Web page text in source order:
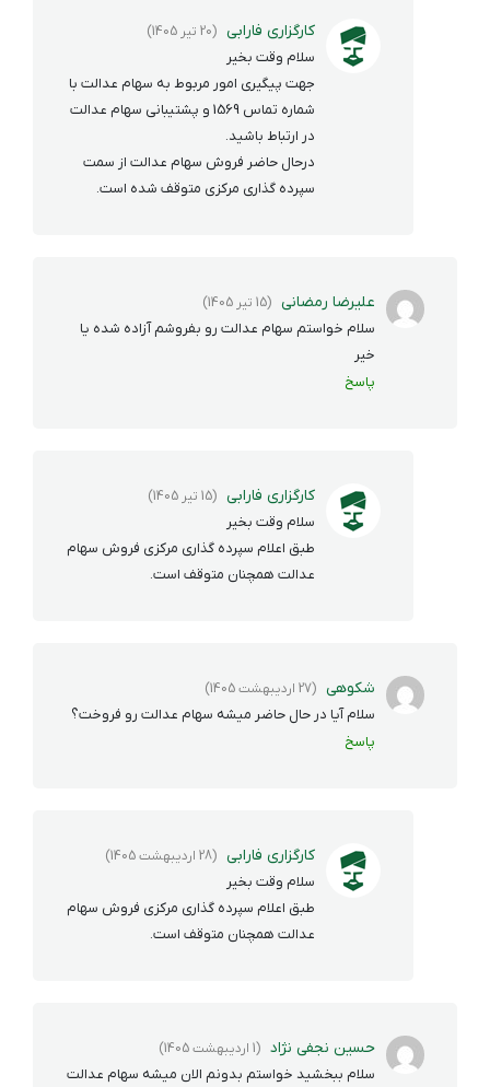
کارگزاری فارابی (20 تیر 1405)
سلام وقت بخیر
جهت پیگیری امور مربوط به سهام عدالت با
شماره تماس 1569 و پشتیبانی سهام عدالت
در ارتباط باشید.
درحال حاضر فروش سهام عدالت از سمت
سپرده گذاری مرکزی متوقف شده است.
علیرضا رمضانی (15 تیر 1405)
سلام خواستم سهام عدالت رو بفروشم آزاده شده یا
خیر
پاسخ
کارگزاری فارابی (15 تیر 1405)
سلام وقت بخیر
طبق اعلام سپرده گذاری مرکزی فروش سهام
عدالت همچنان متوقف است.
شکوهی (27 اردیبهشت 1405)
سلام آیا در حال حاضر میشه سهام عدالت رو فروخت؟
پاسخ
کارگزاری فارابی (28 اردیبهشت 1405)
سلام وقت بخیر
طبق اعلام سپرده گذاری مرکزی فروش سهام
عدالت همچنان متوقف است.
حسین نجفی نژاد (1 اردیبهشت 1405)
سلام ببخشید خواستم بدونم الان میشه سهام عدالت